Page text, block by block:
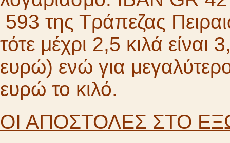
593 της Τράπεζας
τότε μέχρι 2,5 κιλά
ευρώ) ενώ για
ευρώ το κιλό.
ΟΙ ΑΠΟΣΤΟΛΕΣ ΣΤΟ